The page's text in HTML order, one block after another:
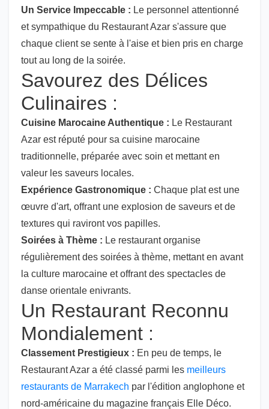
Un Service Impeccable : Le personnel attentionné
et sympathique du Restaurant Azar s'assure que
chaque client se sente à l'aise et bien pris en charge
tout au long de la soirée.
Savourez des Délices
Culinaires :
Cuisine Marocaine Authentique : Le Restaurant
Azar est réputé pour sa cuisine marocaine
traditionnelle, préparée avec soin et mettant en
valeur les saveurs locales.
Expérience Gastronomique : Chaque plat est une
œuvre d'art, offrant une explosion de saveurs et de
textures qui raviront vos papilles.
Soirées à Thème : Le restaurant organise
régulièrement des soirées à thème, mettant en avant
la culture marocaine et offrant des spectacles de
danse orientale enivrants.
Un Restaurant Reconnu
Mondialement :
Classement Prestigieux : En peu de temps, le
Restaurant Azar a été classé parmi les meilleurs
restaurants de Marrakech par l'édition anglophone et
nord-américaine du magazine français Elle Déco.